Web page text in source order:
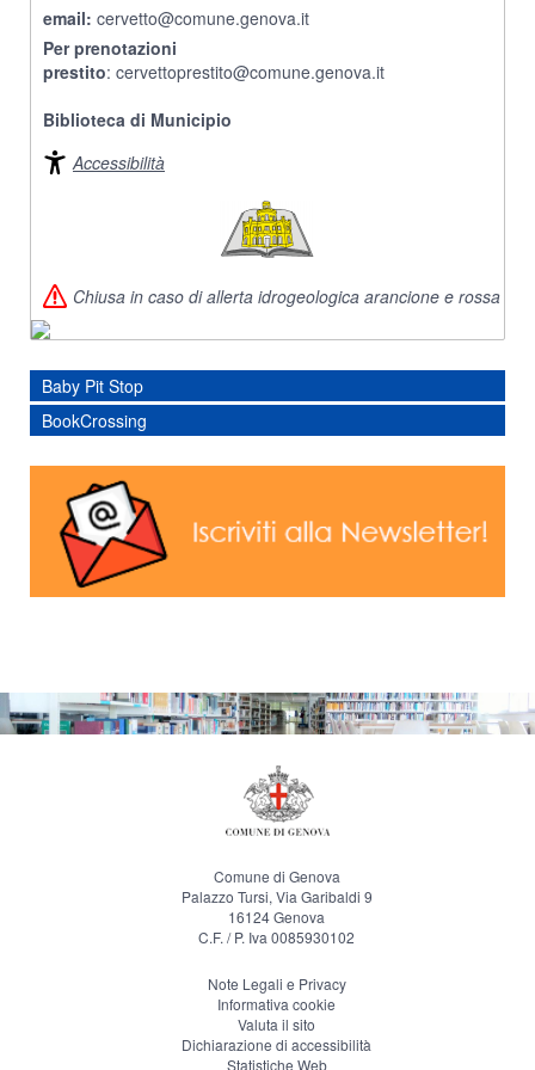
email: cervetto@comune.genova.it
Per prenotazioni
prestito: cervettoprestito@comune.genova.it
Biblioteca di Municipio
Accessibilità
Chiusa in caso di allerta idrogeologica arancione e rossa
Baby Pit Stop
BookCrossing
Comune di Genova
Palazzo Tursi, Via Garibaldi 9
16124 Genova
C.F. / P. Iva 0085930102
Note Legali e Privacy
Informativa cookie
Valuta il sito
Dichiarazione di accessibilità
Statistiche Web